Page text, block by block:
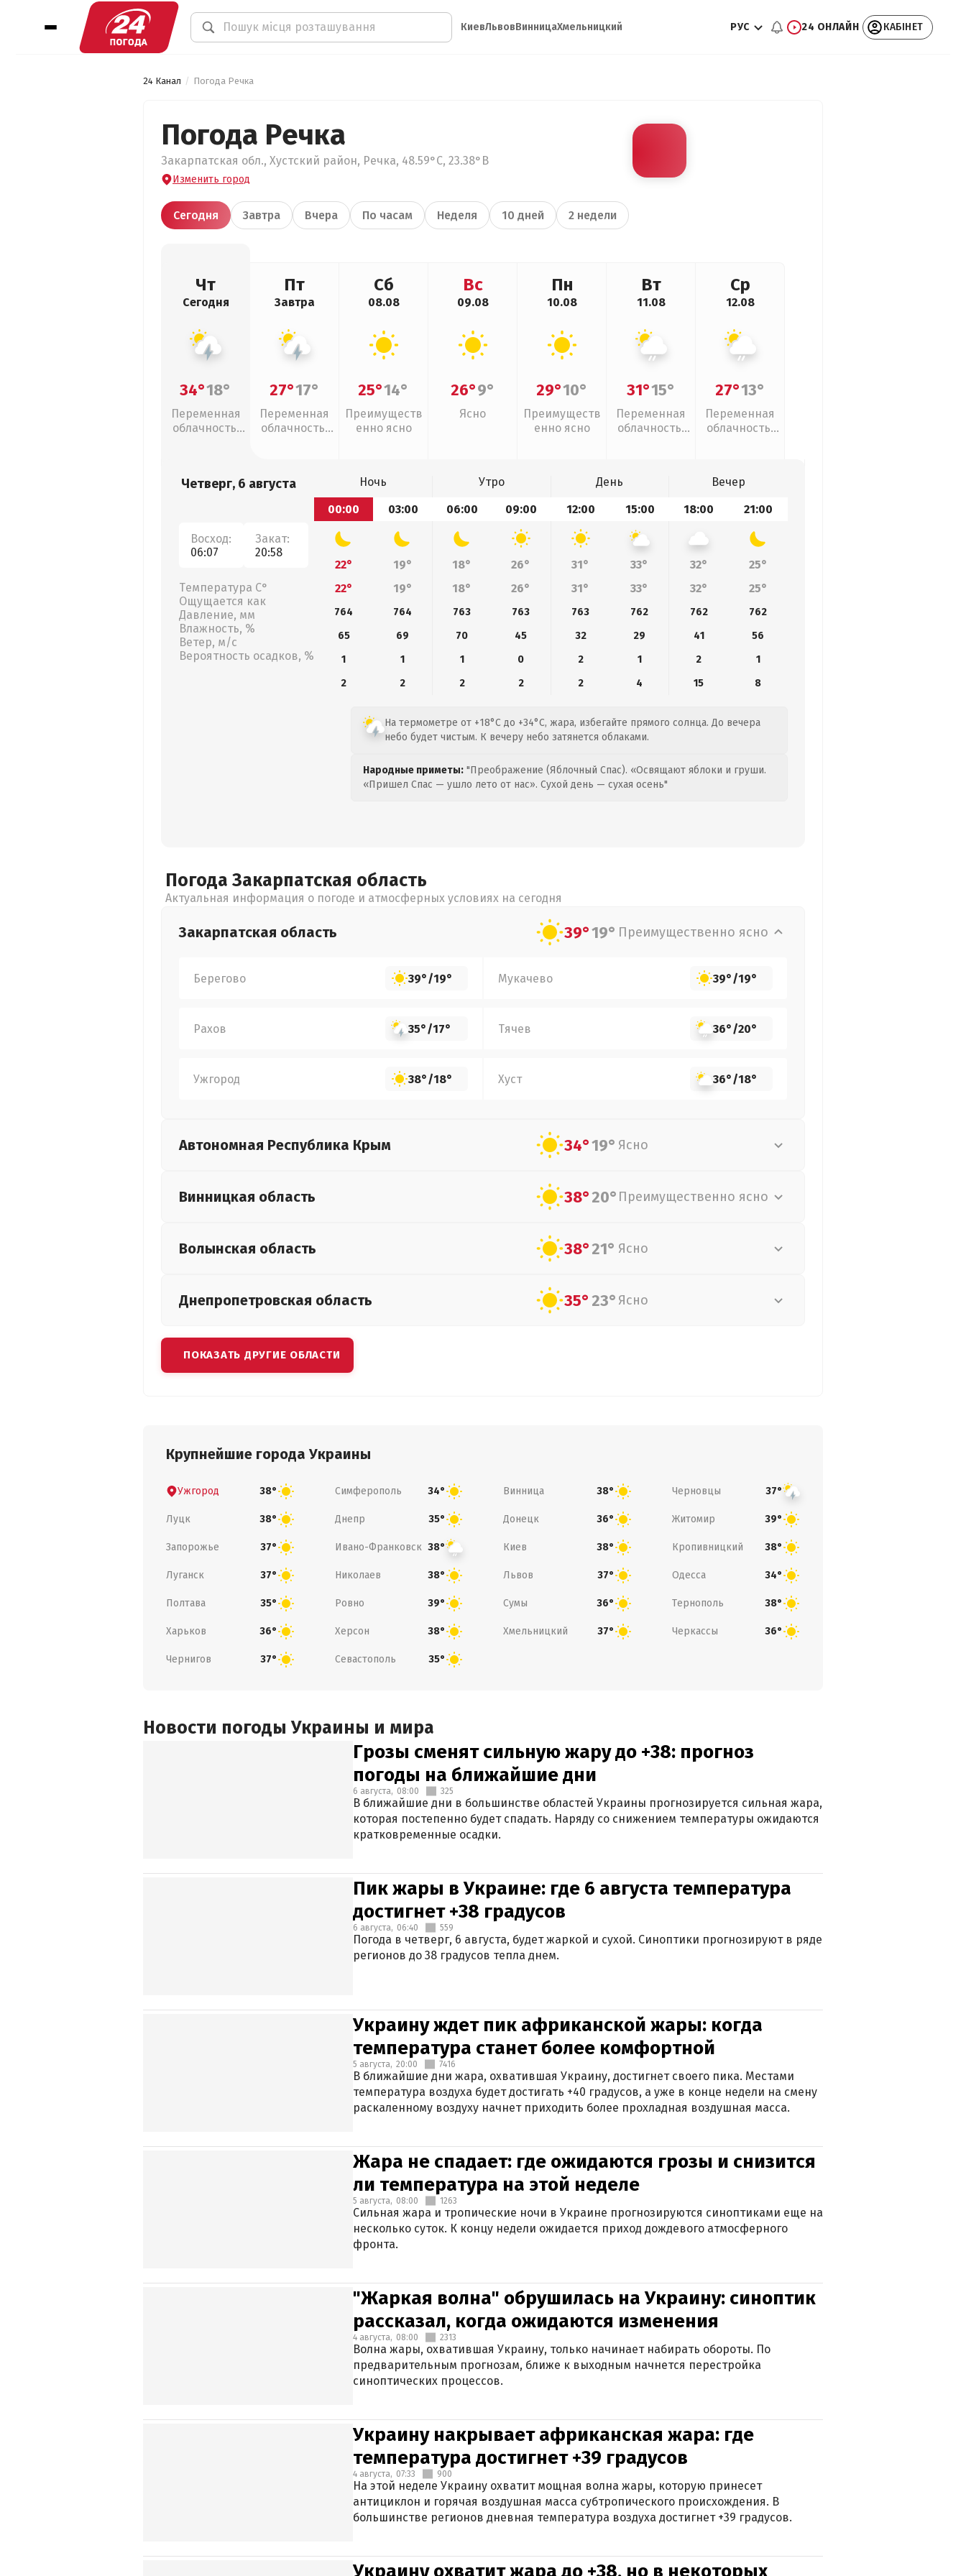
КиевЛьвовВинницаХмельницкий РУС 24 ОНЛАЙН КАБІНЕТ
24 Канал Погода Речка
Погода Речка
Закарпатская обл., Хустский район, Речка, 48.59°С, 23.38°В
Изменить город
Сегодня Завтра Вчера По часам Неделя 10 дней 2 недели
Чт
Сегодня
34°18°
Переменная
облачность,
Пт
Завтра
27°17°
Переменная
облачность,
Сб
08.08
25°14°
Преимуществ
енно ясно
Вс
09.08
26°9°
Ясно
Пн
10.08
29°10°
Преимуществ
енно ясно
Вт
11.08
31°15°
Переменная
облачность,
Ср
12.08
27°13°
Переменная
облачность,
Четверг, 6 августа
Восход:
06:07
Закат:
20:58
Температура С°
Ощущается как
Давление, мм
Влажность, %
Ветер, м/с
Вероятность осадков, %
Ночь Утро День
Вечер
00:00
03:00 06:00 09:00 12:00 15:00 18:00 21:00
22° 19° 18° 26° 31° 33° 32°
25°
22°
19° 18° 26° 31° 33° 32° 25°
764 764 763 763 763 762 762
762
65
69 70 45 32 29 41
56
1
1 1 0 2 1 2
1
2
2 2 2 2 4 15 8
На термометре от +18°C до +34°C, жара, избегайте прямого солнца. До вечера
небо будет чистым. К вечеру небо затянется облаками.
Народные приметы: "Преображение (Яблочный Спас). «Освящают яблоки и груши.
«Пришел Спас — ушло лето от нас». Сухой день — сухая осень"
Погода Закарпатская область
Актуальная информация о погоде и атмосферных условиях на сегодня
Закарпатская область 39°19° Преимущественно ясно
Берегово 39°/19° Мукачево 39°/19°
Рахов 35°/17° Тячев 36°/20°
Ужгород 38°/18° Хуст 36°/18°
Автономная Республика Крым 34°19° Ясно
Винницкая область 38°20° Преимущественно ясно
Волынская область 38°21° Ясно
Днепропетровская область 35°23° Ясно
ПОКАЗАТЬ ДРУГИЕ ОБЛАСТИ
Крупнейшие города Украины
Ужгород 38° Симферополь 34° Винница 38° Черновцы 37°
Луцк 38° Днепр 35° Донецк 36° Житомир 39°
Запорожье 37° Ивано-Франковск 38° Киев 38° Кропивницкий 38°
Луганск 37° Николаев 38° Львов 37° Одесса 34°
Полтава 35° Ровно 39° Сумы 36° Тернополь 38°
Харьков 36° Херсон 38° Хмельницкий 37° Черкассы 36°
Чернигов 37° Севастополь 35°
Новости погоды Украины и мира
Грозы сменят сильную жару до +38: прогноз
погоды на ближайшие дни
6 августа, 08:00 325
В ближайшие дни в большинстве областей Украины прогнозируется сильная жара,
которая постепенно будет спадать. Наряду со снижением температуры ожидаются
кратковременные осадки.
Пик жары в Украине: где 6 августа температура
достигнет +38 градусов
6 августа, 06:40 559
Погода в четверг, 6 августа, будет жаркой и сухой. Синоптики прогнозируют в ряде
регионов до 38 градусов тепла днем.
Украину ждет пик африканской жары: когда
температура станет более комфортной
5 августа, 20:00 7416
В ближайшие дни жара, охватившая Украину, достигнет своего пика. Местами
температура воздуха будет достигать +40 градусов, а уже в конце недели на смену
раскаленному воздуху начнет приходить более прохладная воздушная масса.
Жара не спадает: где ожидаются грозы и снизится
ли температура на этой неделе
5 августа, 08:00 1263
Сильная жара и тропические ночи в Украине прогнозируются синоптиками еще на
несколько суток. К концу недели ожидается приход дождевого атмосферного
фронта.
"Жаркая волна" обрушилась на Украину: синоптик
рассказал, когда ожидаются изменения
4 августа, 08:00 2313
Волна жары, охватившая Украину, только начинает набирать обороты. По
предварительным прогнозам, ближе к выходным начнется перестройка
синоптических процессов.
Украину накрывает африканская жара: где
температура достигнет +39 градусов
4 августа, 07:33 900
На этой неделе Украину охватит мощная волна жары, которую принесет
антициклон и горячая воздушная масса субтропического происхождения. В
большинстве регионов дневная температура воздуха достигнет +39 градусов.
Украину охватит жара до +38, но в некоторых